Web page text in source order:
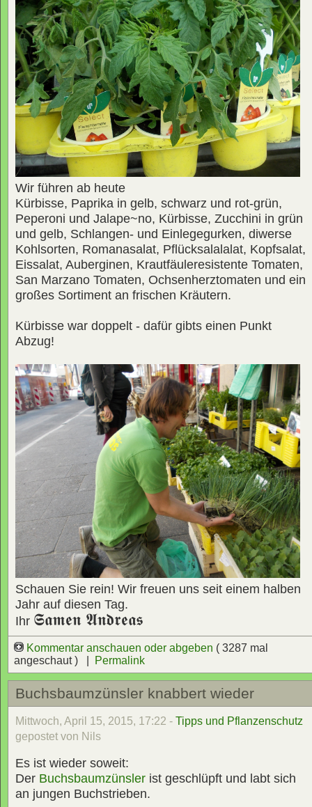
Wir führen ab heute
Kürbisse, Paprika in gelb, schwarz und rot-grün,
Peperoni und Jalape~no, Kürbisse, Zucchini in grün
und gelb, Schlangen- und Einlegegurken, diwerse
Kohlsorten, Romanasalat, Pflücksalalalat, Kopfsalat,
Eissalat, Auberginen, Krautfäuleresistente Tomaten,
San Marzano Tomaten, Ochsenherztomaten und ein
großes Sortiment an frischen Kräutern.
Kürbisse war doppelt - dafür gibts einen Punkt
Abzug!
Schauen Sie rein! Wir freuen uns seit einem halben
Jahr auf diesen Tag.
Ihr 𝕾𝖆𝖒𝖊𝖓 𝕬𝖓𝖉𝖗𝖊𝖆𝖘
Kommentar anschauen oder abgeben ( 3287 mal
angeschaut ) |
Permalink
Buchsbaumzünsler knabbert wieder
Mittwoch, April 15, 2015, 17:22 - Tipps und Pflanzenschutz
gepostet von Nils
Es ist wieder soweit:
Der Buchsbaumzünsler ist geschlüpft und labt sich
an jungen Buchstrieben.